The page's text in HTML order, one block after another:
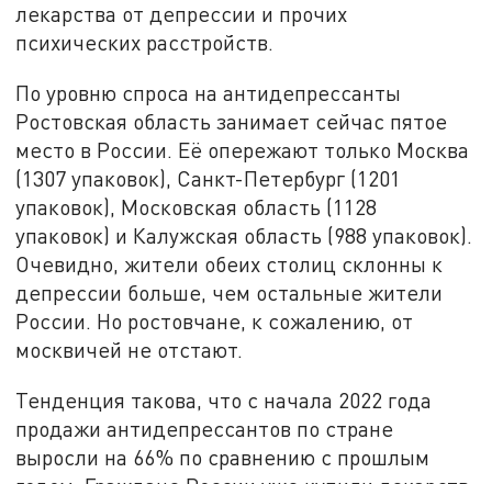
лекарства от депрессии и прочих
психических расстройств.
По уровню спроса на антидепрессанты
Ростовская область занимает сейчас пятое
место в России. Её опережают только Москва
(1307 упаковок), Санкт-Петербург (1201
упаковок), Московская область (1128
упаковок) и Калужская область (988 упаковок).
Очевидно, жители обеих столиц склонны к
депрессии больше, чем остальные жители
России. Но ростовчане, к сожалению, от
москвичей не отстают.
Тенденция такова, что с начала 2022 года
продажи антидепрессантов по стране
выросли на 66% по сравнению с прошлым